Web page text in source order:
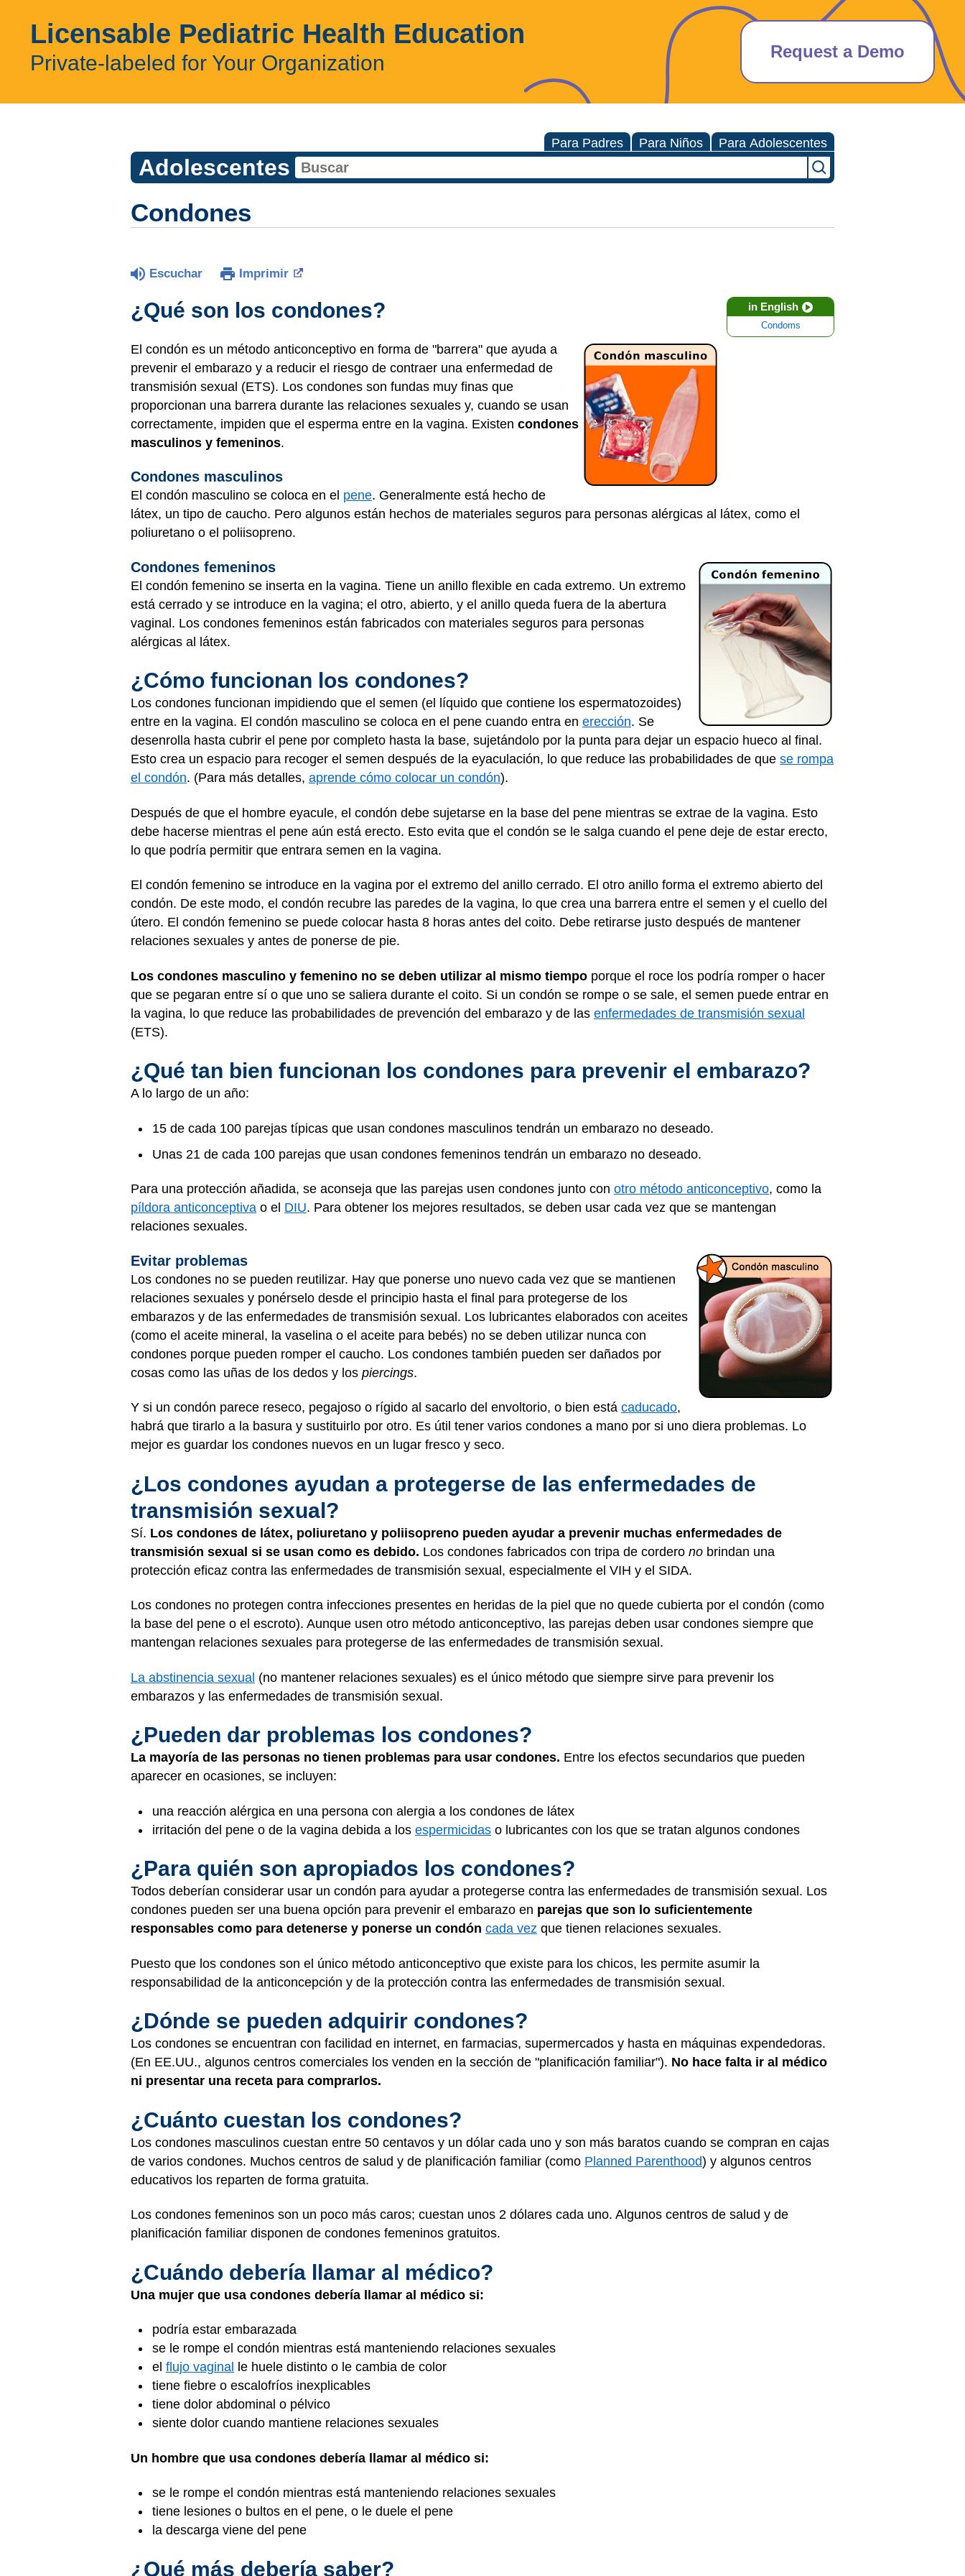
Licensable Pediatric Health Education
Private-labeled for Your Organization Request a Demo
Para Padres Para Niños Para Adolescentes
Adolescentes
Condones
Escuchar Imprimir
in English
Condoms
¿Qué son los condones?
El condón es un método anticonceptivo en forma de "barrera" que ayuda a
prevenir el embarazo y a reducir el riesgo de contraer una enfermedad de
transmisión sexual (ETS). Los condones son fundas muy finas que
proporcionan una barrera durante las relaciones sexuales y, cuando se usan
correctamente, impiden que el esperma entre en la vagina. Existen condones
masculinos y femeninos.
Condones masculinos
El condón masculino se coloca en el pene. Generalmente está hecho de
látex, un tipo de caucho. Pero algunos están hechos de materiales seguros para personas alérgicas al látex, como el
poliuretano o el poliisopreno.
Condones femeninos
El condón femenino se inserta en la vagina. Tiene un anillo flexible en cada extremo. Un extremo
está cerrado y se introduce en la vagina; el otro, abierto, y el anillo queda fuera de la abertura
vaginal. Los condones femeninos están fabricados con materiales seguros para personas
alérgicas al látex.
¿Cómo funcionan los condones?
Los condones funcionan impidiendo que el semen (el líquido que contiene los espermatozoides)
entre en la vagina. El condón masculino se coloca en el pene cuando entra en erección. Se
desenrolla hasta cubrir el pene por completo hasta la base, sujetándolo por la punta para dejar un espacio hueco al final.
Esto crea un espacio para recoger el semen después de la eyaculación, lo que reduce las probabilidades de que se rompa
el condón. (Para más detalles, aprende cómo colocar un condón).
Después de que el hombre eyacule, el condón debe sujetarse en la base del pene mientras se extrae de la vagina. Esto
debe hacerse mientras el pene aún está erecto. Esto evita que el condón se le salga cuando el pene deje de estar erecto,
lo que podría permitir que entrara semen en la vagina.
El condón femenino se introduce en la vagina por el extremo del anillo cerrado. El otro anillo forma el extremo abierto del
condón. De este modo, el condón recubre las paredes de la vagina, lo que crea una barrera entre el semen y el cuello del
útero. El condón femenino se puede colocar hasta 8 horas antes del coito. Debe retirarse justo después de mantener
relaciones sexuales y antes de ponerse de pie.
Los condones masculino y femenino no se deben utilizar al mismo tiempo porque el roce los podría romper o hacer
que se pegaran entre sí o que uno se saliera durante el coito. Si un condón se rompe o se sale, el semen puede entrar en
la vagina, lo que reduce las probabilidades de prevención del embarazo y de las enfermedades de transmisión sexual
(ETS).
¿Qué tan bien funcionan los condones para prevenir el embarazo?
A lo largo de un año:
15 de cada 100 parejas típicas que usan condones masculinos tendrán un embarazo no deseado.
Unas 21 de cada 100 parejas que usan condones femeninos tendrán un embarazo no deseado.
Para una protección añadida, se aconseja que las parejas usen condones junto con otro método anticonceptivo, como la
píldora anticonceptiva o el DIU. Para obtener los mejores resultados, se deben usar cada vez que se mantengan
relaciones sexuales.
Evitar problemas
Los condones no se pueden reutilizar. Hay que ponerse uno nuevo cada vez que se mantienen
relaciones sexuales y ponérselo desde el principio hasta el final para protegerse de los
embarazos y de las enfermedades de transmisión sexual. Los lubricantes elaborados con aceites
(como el aceite mineral, la vaselina o el aceite para bebés) no se deben utilizar nunca con
condones porque pueden romper el caucho. Los condones también pueden ser dañados por
cosas como las uñas de los dedos y los piercings.
Y si un condón parece reseco, pegajoso o rígido al sacarlo del envoltorio, o bien está caducado,
habrá que tirarlo a la basura y sustituirlo por otro. Es útil tener varios condones a mano por si uno diera problemas. Lo
mejor es guardar los condones nuevos en un lugar fresco y seco.
¿Los condones ayudan a protegerse de las enfermedades de
transmisión sexual?
Sí. Los condones de látex, poliuretano y poliisopreno pueden ayudar a prevenir muchas enfermedades de
transmisión sexual si se usan como es debido. Los condones fabricados con tripa de cordero no brindan una
protección eficaz contra las enfermedades de transmisión sexual, especialmente el VIH y el SIDA.
Los condones no protegen contra infecciones presentes en heridas de la piel que no quede cubierta por el condón (como
la base del pene o el escroto). Aunque usen otro método anticonceptivo, las parejas deben usar condones siempre que
mantengan relaciones sexuales para protegerse de las enfermedades de transmisión sexual.
La abstinencia sexual (no mantener relaciones sexuales) es el único método que siempre sirve para prevenir los
embarazos y las enfermedades de transmisión sexual.
¿Pueden dar problemas los condones?
La mayoría de las personas no tienen problemas para usar condones. Entre los efectos secundarios que pueden
aparecer en ocasiones, se incluyen:
una reacción alérgica en una persona con alergia a los condones de látex
irritación del pene o de la vagina debida a los espermicidas o lubricantes con los que se tratan algunos condones
¿Para quién son apropiados los condones?
Todos deberían considerar usar un condón para ayudar a protegerse contra las enfermedades de transmisión sexual. Los
condones pueden ser una buena opción para prevenir el embarazo en parejas que son lo suficientemente
responsables como para detenerse y ponerse un condón cada vez que tienen relaciones sexuales.
Puesto que los condones son el único método anticonceptivo que existe para los chicos, les permite asumir la
responsabilidad de la anticoncepción y de la protección contra las enfermedades de transmisión sexual.
¿Dónde se pueden adquirir condones?
Los condones se encuentran con facilidad en internet, en farmacias, supermercados y hasta en máquinas expendedoras.
(En EE.UU., algunos centros comerciales los venden en la sección de "planificación familiar"). No hace falta ir al médico
ni presentar una receta para comprarlos.
¿Cuánto cuestan los condones?
Los condones masculinos cuestan entre 50 centavos y un dólar cada uno y son más baratos cuando se compran en cajas
de varios condones. Muchos centros de salud y de planificación familiar (como Planned Parenthood) y algunos centros
educativos los reparten de forma gratuita.
Los condones femeninos son un poco más caros; cuestan unos 2 dólares cada uno. Algunos centros de salud y de
planificación familiar disponen de condones femeninos gratuitos.
¿Cuándo debería llamar al médico?
Una mujer que usa condones debería llamar al médico si:
podría estar embarazada
se le rompe el condón mientras está manteniendo relaciones sexuales
el flujo vaginal
le huele distinto o le cambia de color
tiene fiebre o escalofríos inexplicables
tiene dolor abdominal o pélvico
siente dolor cuando mantiene relaciones sexuales
Un hombre que usa condones debería llamar al médico si:
se le rompe el condón mientras está manteniendo relaciones sexuales
tiene lesiones o bultos en el pene, o le duele el pene
la descarga viene del pene
¿Qué más debería saber?